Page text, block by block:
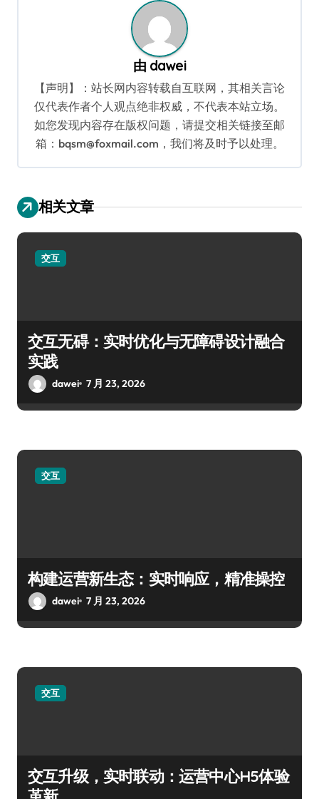
由 dawei
【声明】：站长网内容转载自互联网，其相关言论
仅代表作者个人观点绝非权威，不代表本站立场。
如您发现内容存在版权问题，请提交相关链接至邮
箱：bqsm@foxmail.com，我们将及时予以处理。
相关文章
交互
交互无碍：实时优化与无障碍设计融合
实践
dawei 7 月 23, 2026
交互
构建运营新生态：实时响应，精准操控
dawei 7 月 23, 2026
交互
交互升级，实时联动：运营中心H5体验